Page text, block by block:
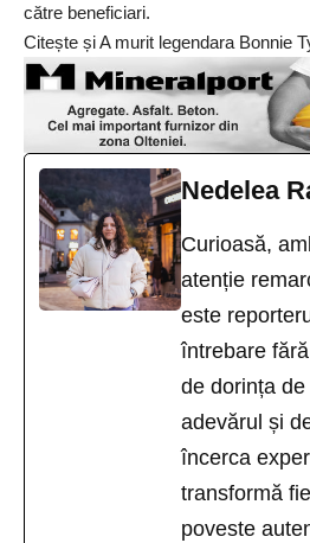
către beneficiari.
Citește șiA murit legendara Bonnie
Nedelea
Curioasă,
atenție
este
întrebare
de dorința
adevărul și
încerca
transformă
poveste